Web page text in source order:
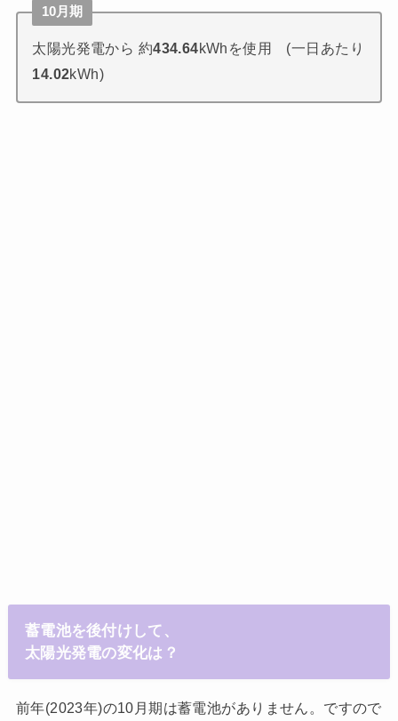
10月期
太陽光発電から 約434.64kWhを使用 (一日あたり
14.02kWh)
蓄電池を後付けして、
太陽光発電の変化は？
前年(2023年)の10月期は蓄電池がありません。ですので